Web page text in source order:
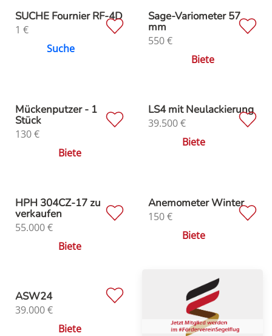
SUCHE Fournier RF-4D
1 €
Suche
Sage-Variometer 57
mm
550€
Biete
Mückenputzer - 1
Stück
130€
Biete
LS4 mit Neulackierung
39.500€
Biete
HPH 304CZ-17 zu
verkaufen
55.000€
Biete
Anemometer Winter
150€
Biete
ASW24
39.000€
Biete